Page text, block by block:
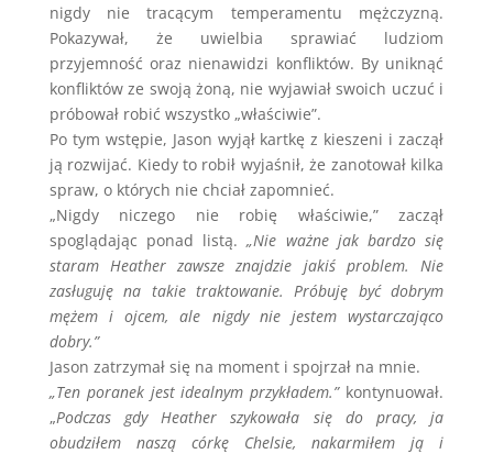
nigdy nie tracącym temperamentu mężczyzną.
Pokazywał, że uwielbia sprawiać ludziom
przyjemność oraz nienawidzi konfliktów. By uniknąć
konfliktów ze swoją żoną, nie wyjawiał swoich uczuć i
próbował robić wszystko „właściwie”.
Po tym wstępie, Jason wyjął kartkę z kieszeni i zaczął
ją rozwijać. Kiedy to robił wyjaśnił, że zanotował kilka
spraw, o których nie chciał zapomnieć.
„Nigdy niczego nie robię właściwie,” zaczął
spoglądając ponad listą.„Nie ważne jak bardzo się
staram Heather zawsze znajdzie jakiś problem. Nie
zasługuję na takie traktowanie. Próbuję być dobrym
mężem i ojcem, ale nigdy nie jestem wystarczająco
dobry.”
Jason zatrzymał się na moment i spojrzał na mnie.
„Ten poranek jest idealnym przykładem.”kontynuował.
„Podczas gdy Heather szykowała się do pracy, ja
obudziłem naszą córkę Chelsie, nakarmiłem ją i